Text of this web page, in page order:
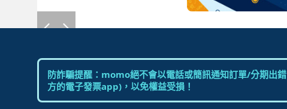
防詐騙提醒：momo絕不會以電話或簡訊通知訂單/分期出
方的電子發票app)，以免權益受損！